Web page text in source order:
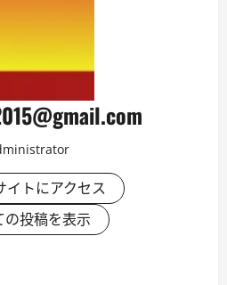
イトにアクセス
の投稿を表示